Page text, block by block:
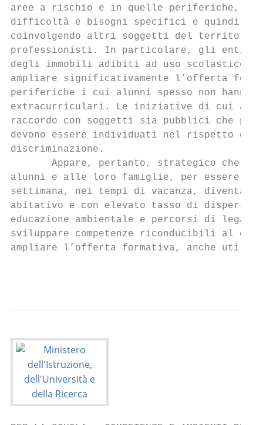
aree a rischio e in quelle periferiche,
difficoltà e bisogni specifici e quindi
coinvolgendo altri soggetti del
professionisti. In particolare, gli enti
degli immobili adibiti ad uso scolastico,
ampliare significativamente l’offerta
periferiche i cui alunni spesso non hanno
extracurriculari. Le iniziative di cui al
raccordo con soggetti sia pubblici che
devono essere individuati nel rispetto dei
discriminazione.
Appare, pertanto, strategico che
alunni e alle loro famiglie, per essere
settimana, nei tempi di vacanza,
abitativo e con elevato tasso di
educazione ambientale e percorsi di
sviluppare competenze riconducibili al
ampliare l’offerta formativa, anche